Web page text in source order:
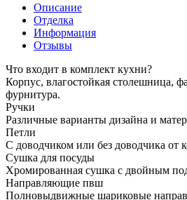
Описание
Отделка
Информация
Отзывы
Что входит в комплект кухни?
Корпус, влагостойкая столешница,
фурнитура.
Ручки
Различные варианты дизайна и
Петли
С доводчиком или без доводчика от
Сушка для посуды
Хромированная сушка с двойным
Направляющие пвш
Полновыдвижные шариковые